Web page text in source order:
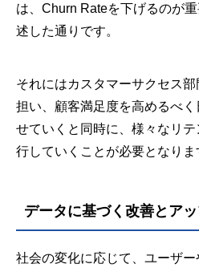
は、Churn Rateを下げるのが
述した通りです。
それにはカスタマーサクセス
担い、顧客満足度を高めるべ
せていくと同時に、様々なリ
行していくことが必要となりま
データに基づく改善とア
社会の変化に応じて、ユーザ